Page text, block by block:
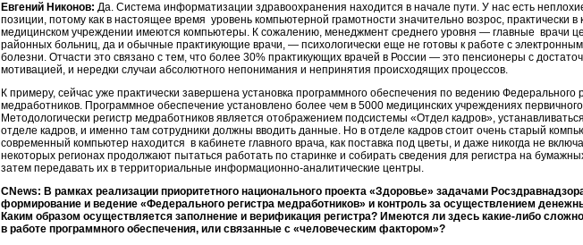
Евгений Никонов: Да. Система информатизации здравоохранения находится в начале пути. У нас есть
позиции, потому как в настоящее время уровень компьютерной грамотности значительно возрос, практически в
медицинском учреждении имеются компьютеры. К сожалению, менеджмент среднего уровня — главные врачи
районных больниц, да и обычные практикующие врачи, — психологически еще не готовы к работе с
болезни. Отчасти это связано с тем, что более 30% практикующих врачей в России — это пенсионеры с
мотивацией, и нередки случаи абсолютного непонимания и непринятия происходящих процессов.
К примеру, сейчас уже практически завершена установка программного обеспечения по ведению Федерального
медработников. Программное обеспечение установлено более чем в 5000 медицинских учреждениях
Методологически регистр медработников является отображением подсистемы «Отдел кадров»,
отделе кадров, и именно там сотрудники должны вводить данные. Но в отделе кадров стоит очень старый
современный компьютер находится в кабинете главного врача, как поставка под цветы, и даже никогда не
некоторых регионах продолжают пытаться работать по старинке и собирать сведения для регистра на
затем передавать их в территориальные информационно-аналитические центры.
CNews: В рамках реализации приоритетного национального проекта «Здоровье» задачами
формирование и ведение «Федерального регистра медработников» и контроль за осуществлением
Каким образом осуществляется заполнение и верификация регистра? Имеются ли здесь какие-либо
в работе программного обеспечения, или связанные с «человеческим фактором»?